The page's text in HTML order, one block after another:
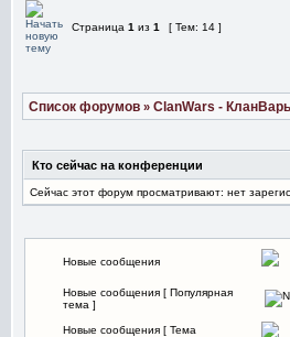
Страница 1 из 1 [ Тем: 14 ]
Список форумов » ClanWars -
Кто сейчас на конференции
Сейчас этот форум просматривают: нет
Новые сообщения
Новые сообщения [ Популярная
тема ]
Новые сообщения [ Тема